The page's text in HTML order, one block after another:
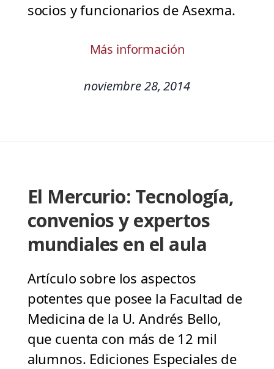
socios y funcionarios de Asexma.
Más información
noviembre 28, 2014
El Mercurio: Tecnología,
convenios y expertos
mundiales en el aula
Artículo sobre los aspectos
potentes que posee la Facultad de
Medicina de la U. Andrés Bello,
que cuenta con más de 12 mil
alumnos. Ediciones Especiales de